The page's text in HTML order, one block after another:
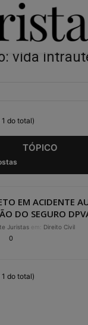
vida
do total)
TÓPICO
EM ACIDENTE
DO SEGURO
Juristas em: Direito Civil
0
do total)